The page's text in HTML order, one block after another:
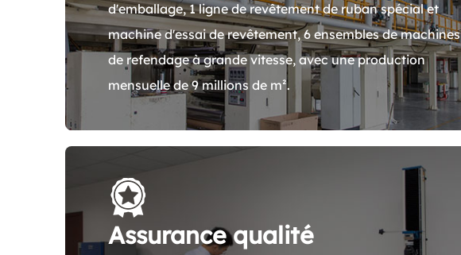
d'emballage, 1 ligne de revêtement de ruban spécial et
machine d'essai de revêtement, 6 ensembles de machines
de refendage à grande vitesse, avec une production
mensuelle de 9 millions de m².
Assurance qualité